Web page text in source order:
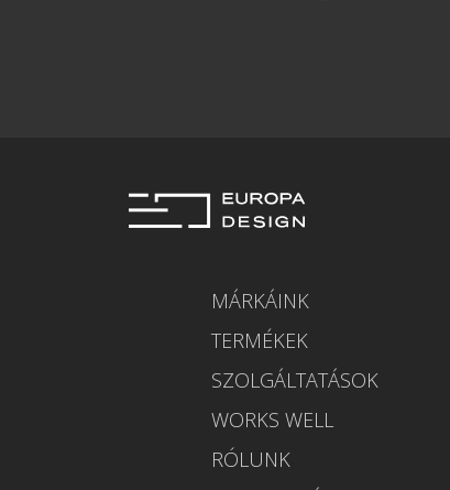
MÁRKÁINK
TERMÉKEK
SZOLGÁLTATÁSOK
WORKS WELL
RÓLUNK